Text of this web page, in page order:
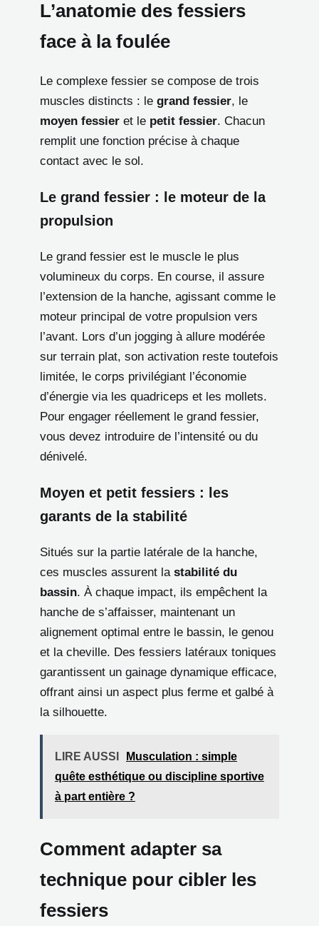
L’anatomie des fessiers
face à la foulée
Le complexe fessier se compose de trois
muscles distincts : le grand fessier, le
moyen fessier et le petit fessier. Chacun
remplit une fonction précise à chaque
contact avec le sol.
Le grand fessier : le moteur de la
propulsion
Le grand fessier est le muscle le plus
volumineux du corps. En course, il assure
l’extension de la hanche, agissant comme le
moteur principal de votre propulsion vers
l’avant. Lors d’un jogging à allure modérée
sur terrain plat, son activation reste toutefois
limitée, le corps privilégiant l’économie
d’énergie via les quadriceps et les mollets.
Pour engager réellement le grand fessier,
vous devez introduire de l’intensité ou du
dénivelé.
Moyen et petit fessiers : les
garants de la stabilité
Situés sur la partie latérale de la hanche,
ces muscles assurent la stabilité du
bassin. À chaque impact, ils empêchent la
hanche de s’affaisser, maintenant un
alignement optimal entre le bassin, le genou
et la cheville. Des fessiers latéraux toniques
garantissent un gainage dynamique efficace,
offrant ainsi un aspect plus ferme et galbé à
la silhouette.
LIRE AUSSI
Musculation : simple
quête esthétique ou discipline sportive
à part entière ?
Comment adapter sa
technique pour cibler les
fessiers